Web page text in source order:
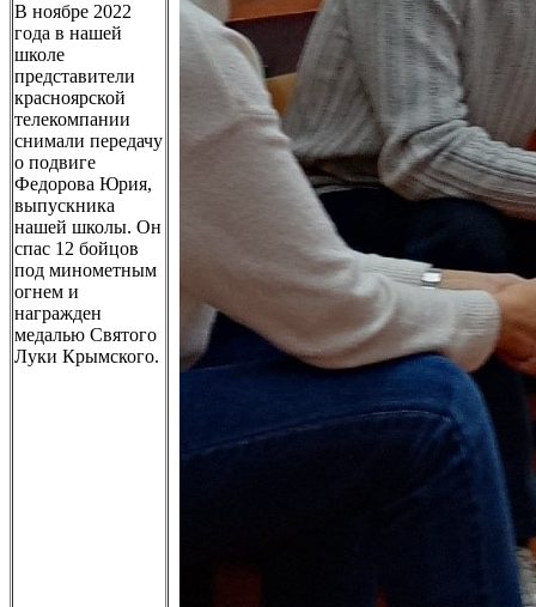
В ноябре 2022
года в нашей
школе
представители
красноярской
телекомпании
снимали передачу
о подвиге
Федорова Юрия,
выпускника
нашей школы. Он
спас 12 бойцов
под минометным
огнем и
награжден
медалью Святого
Луки Крымского.